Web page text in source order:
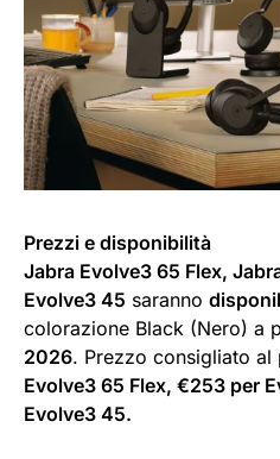
Prezzi e disponibilità
Jabra Evolve3 65 Flex,
Evolve3 45 saranno
colorazione Black (Nero) a
2026. Prezzo consigliato al
Evolve3 65 Flex, €253 per
Evolve3 45.